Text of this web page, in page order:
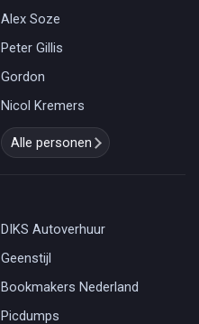
Alex Soze
Peter Gillis
Gordon
Nicol Kremers
Alle personen
DIKS Autoverhuur
Geenstijl
Bookmakers Nederland
Picdumps